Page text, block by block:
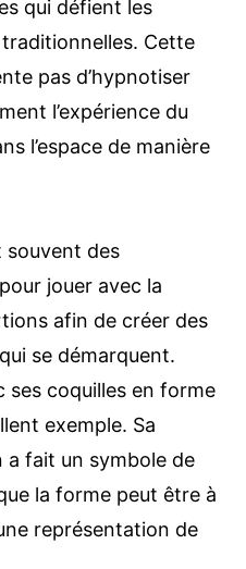
qui défient les
Cette
pas d’hypnotiser
l’expérience du
l’espace de manière
souvent des
jouer avec la
afin de créer des
se démarquent.
ses coquilles en forme
exemple. Sa
fait un symbole de
la forme peut être à
représentation de